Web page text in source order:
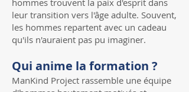
leur transition vers l'âge adulte. Souvent,
les hommes repartent avec un cadeau
qu'ils n'auraient pas pu imaginer.
Qui anime la formation ?
ManKind Project rassemble une équipe